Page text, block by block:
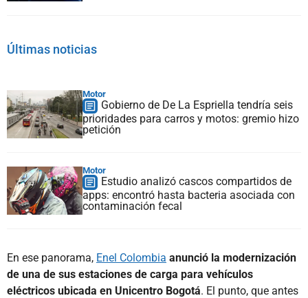
Últimas noticias
Motor
Gobierno de De La Espriella tendría seis
prioridades para carros y motos: gremio hizo
petición
Motor
Estudio analizó cascos compartidos de
apps: encontró hasta bacteria asociada con
contaminación fecal
En ese panorama, Enel Colombia anunció la modernización
de una de sus estaciones de carga para vehículos
eléctricos ubicada en Unicentro Bogotá. El punto, que antes